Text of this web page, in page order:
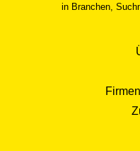
in Branchen,